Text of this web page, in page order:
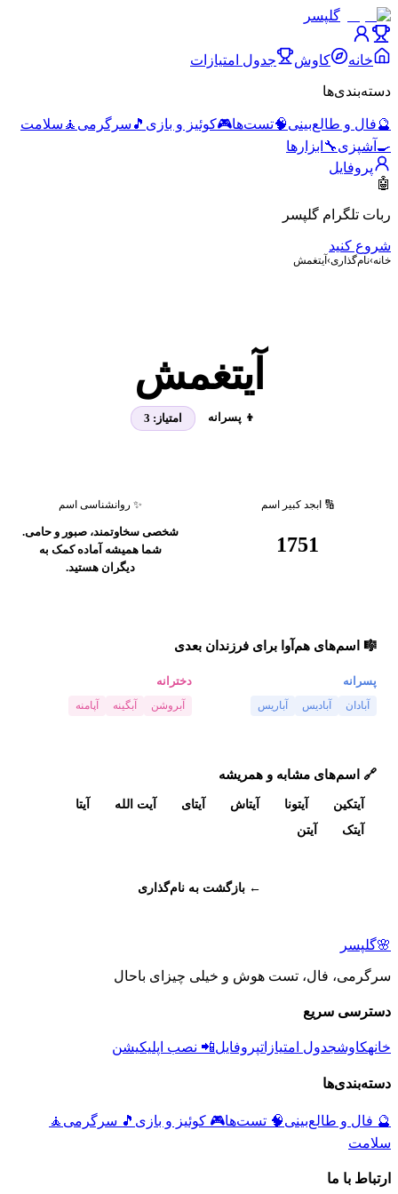
گلپسر
خانه کاوش جدول امتیازات
دسته‌بندی‌ها
🔮فال و طالع‌بینی🧠تست‌ها🎮کوئیز و بازی 🎵 سرگرمی 🧘 سلامت
🍳 آشپزی🔧 ابزارها
پروفایل
🤖
ربات تلگرام گلپسر
شروع کنید
خانه›نام‌گذاری› آیتغمش
آیتغمش
👦 پسرانه امتیاز: 3
🔢 ابجد کبیر اسم
1751
✨ روانشناسی اسم
شخصی سخاوتمند، صبور و حامی.
شما همیشه آماده کمک به
دیگران هستید.
🎼 اسم‌های هم‌آوا برای فرزندان بعدی
پسرانه
آبادان آبادیس آباریس
دخترانه
آبروشن آبگینه آپامنه
🔗 اسم‌های مشابه و همریشه
آیتکین آیتونا آیتاش آیتای آیت الله
آیتا
آیتک
آیتن
← بازگشت به نام‌گذاری
🌸گلپسر
سرگرمی، فال، تست هوش و خیلی چیزای باحال
دسترسی سریع
خانهکاوشجدول امتیازاتپروفایل📲 نصب اپلیکیشن
دسته‌بندی‌ها
🔮 فال و طالع‌بینی🧠 تست‌ها🎮 کوئیز و بازی 🎵 سرگرمی 🧘
سلامت
ارتباط با ما